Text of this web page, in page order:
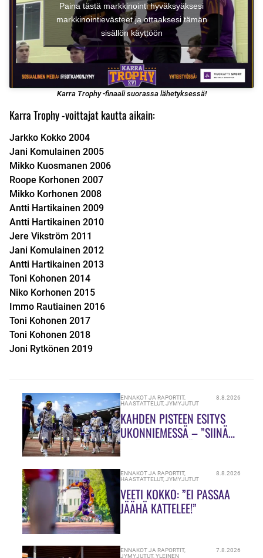
Paina tästä markkinointi hyväksyäksesi
markkinointievästeet ja ottaaksesi tämän
sisällön käyttöön
Karra Trophy -finaali suorassa lähetyksessä!
Karra Trophy -voittajat kautta aikain:
Jarkko Kokko 2004
Jani Komulainen 2005
Mikko Kuosmanen 2006
Roope Korhonen 2007
Mikko Korhonen 2008
Antti Hartikainen 2009
Antti Hartikainen 2010
Jere Vikström 2011
Jani Komulainen 2012
Antti Hartikainen 2013
Toni Kohonen 2014
Niko Korhonen 2015
Immo Rautiainen 2016
Toni Kohonen 2017
Toni Kohonen 2018
Joni Rytkönen 2019
ENNAKOT JA RAPORTIT,
HAASTATTELUT,JYMYJUTUT
8.8.2026
KAHDEN PISTEEN ESITYS
UKONNIEMESSÄ – ”SIINÄ
ENNAKOT JA RAPORTIT,
HAASTATTELUT,JYMYJUTUT
8.8.2026
VEETI KOKKO: ”EI PASSAA
JÄÄHÄ KATTELEE!”
ENNAKOT JA RAPORTIT,
JYMYJUTUT,YLEINEN
7.8.2026